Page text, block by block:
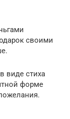
своими
виде стиха
форме